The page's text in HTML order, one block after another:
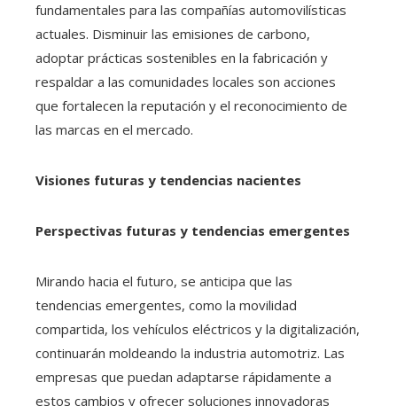
fundamentales para las compañías automovilísticas
actuales. Disminuir las emisiones de carbono,
adoptar prácticas sostenibles en la fabricación y
respaldar a las comunidades locales son acciones
que fortalecen la reputación y el reconocimiento de
las marcas en el mercado.
Visiones futuras y tendencias nacientes
Perspectivas futuras y tendencias emergentes
Mirando hacia el futuro, se anticipa que las
tendencias emergentes, como la movilidad
compartida, los vehículos eléctricos y la digitalización,
continuarán moldeando la industria automotriz. Las
empresas que puedan adaptarse rápidamente a
estos cambios y ofrecer soluciones innovadoras